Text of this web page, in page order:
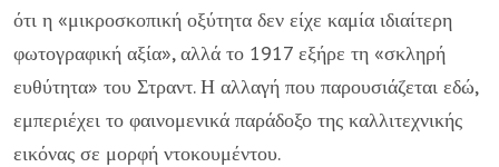
ότι η «μικροσκοπική οξύτητα δεν είχε καμία ιδιαίτερη
φωτογραφική αξία», αλλά το 1917 εξήρε τη «σκληρή
ευθύτητα» του Στραντ. Η αλλαγή που παρουσιάζεται εδώ,
εμπεριέχει το φαινομενικά παράδοξο της καλλιτεχνικής
εικόνας σε μορφή ντοκουμέντου.